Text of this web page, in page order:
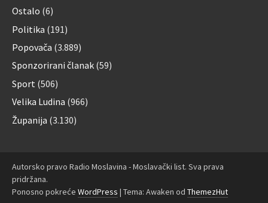
Ostalo (6)
Politika (191)
Popovača (3.889)
Sponzorirani članak (59)
Sport (506)
Velika Ludina (966)
Županija (3.130)
Autorsko pravo Radio Moslavina - Moslavački list. Sva prava
pridržana.
Ponosno pokreće WordPress | Tema: Awaken od ThemezHut